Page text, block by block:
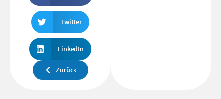
Twitter
LinkedIn
Zurück